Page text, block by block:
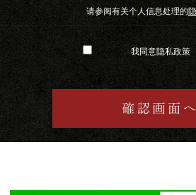
请参阅有关个人信息处理的
我同意隐私政策